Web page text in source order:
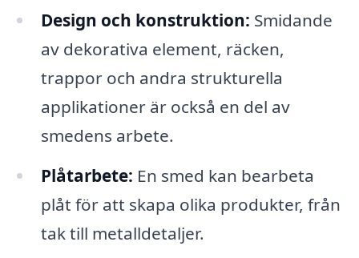
Design och konstruktion: Smidande
av dekorativa element, räcken,
trappor och andra strukturella
applikationer är också en del av
smedens arbete.
Plåtarbete: En smed kan bearbeta
plåt för att skapa olika produkter, från
tak till metalldetaljer.